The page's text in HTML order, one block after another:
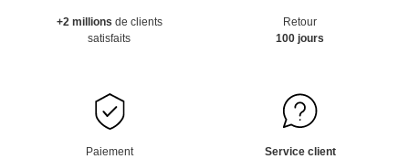
+2 millions de clients
satisfaits
Retour
100 jours
Paiement
Service client